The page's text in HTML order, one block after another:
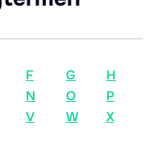
F G
H
N O
P
V W
X